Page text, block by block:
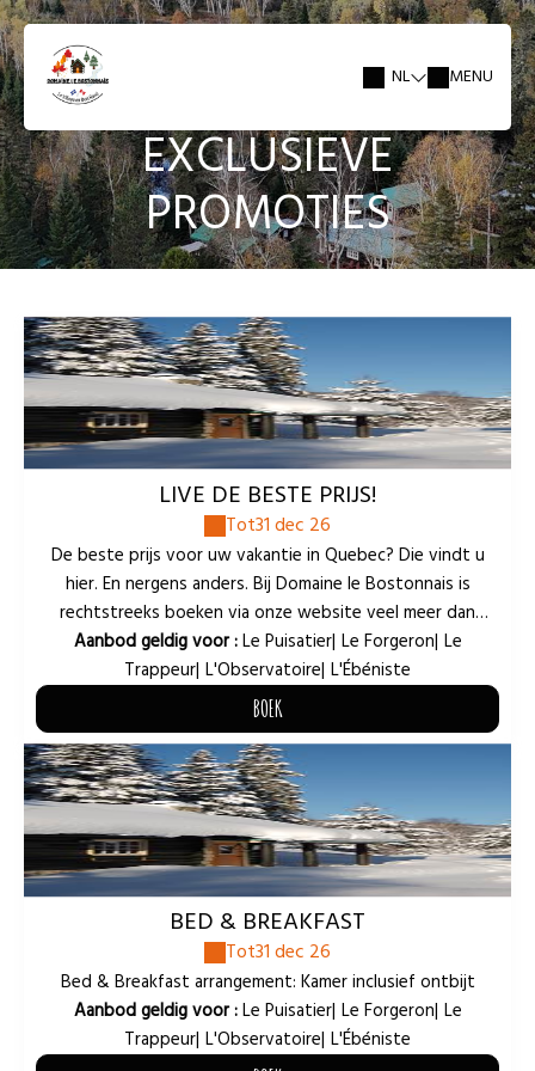
NL MENU
EXCLUSIEVE
PROMOTIES
LIVE DE BESTE PRIJS!
Tot31 dec 26
De beste prijs voor uw vakantie in Quebec? Die vindt u
hier. En nergens anders. Bij Domaine le Bostonnais is
rechtstreeks boeken via onze website veel meer dan
alleen een reservering: ✅ Exclusieve tarieven die u nergens
anders vindt ✅ Voordelen die alleen voor onze directe
klanten gelden ✅ Een bevoorrechte relatie met ons team
vanaf het eerste contact. Waarom meer betalen voor
dezelfde ervaring? Boek slim. Boek direct. Beleef Quebec
op een andere manier, in het hart van Domaine le
Bostonnais. #DomaineBostonnais #AuthenticQuebec
#DirectBooking #MauricieChalet #QuebecAccommodation
#MauricieTourism #BoisRondChalet #QuebecNature
Aanbod geldig voor :Le Puisatier| Le Forgeron| Le
Trappeur| L'Observatoire| L'Ébéniste
BOEK
BOEK
BED & BREAKFAST
Tot31 dec 26
Bed & Breakfast arrangement: Kamer inclusief ontbijt
Aanbod geldig voor :Le Puisatier| Le Forgeron| Le
Trappeur| L'Observatoire| L'Ébéniste